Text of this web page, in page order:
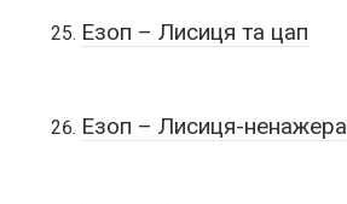
Езоп – Лисиця та цап
Езоп – Лисиця-ненажера